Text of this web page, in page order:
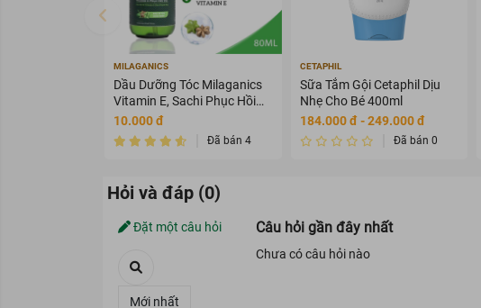
MILAGANICS
Dầu Dưỡng Tóc Milaganics
Vitamin E, Sachi Phục Hồi
Tóc 80ml
10.000 đ
Đã bán 4
CETAPHIL
Sữa Tắm Gội Cetaphil Dịu
Nhẹ Cho Bé 400ml
184.000 đ - 249.000 đ
Đã bán 0
Hỏi và đáp (0)
Đặt một câu hỏi Câu hỏi gần đây nhất
Chưa có câu hỏi nào